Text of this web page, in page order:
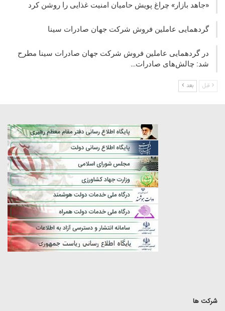
«جاهد بازار» چراغ پویش حامیان امنیت غذایی را روشن کرد
گردهمایی عاملین فروش شرکت جهان صادرات سینا
در گردهمایی عاملین فروش شرکت جهان صادرات سینا مطرح
شد: چالش‌های صادرات…
قبل بعد
شرکت ها